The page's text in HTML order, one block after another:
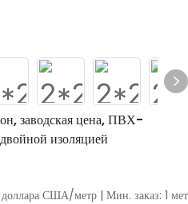
заводская цена, ПВХ-
изоляцией
доллара США/метр | Мин. заказ: 1